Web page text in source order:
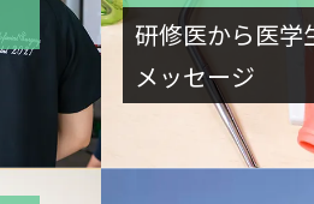
研修医から医学
メッセージ